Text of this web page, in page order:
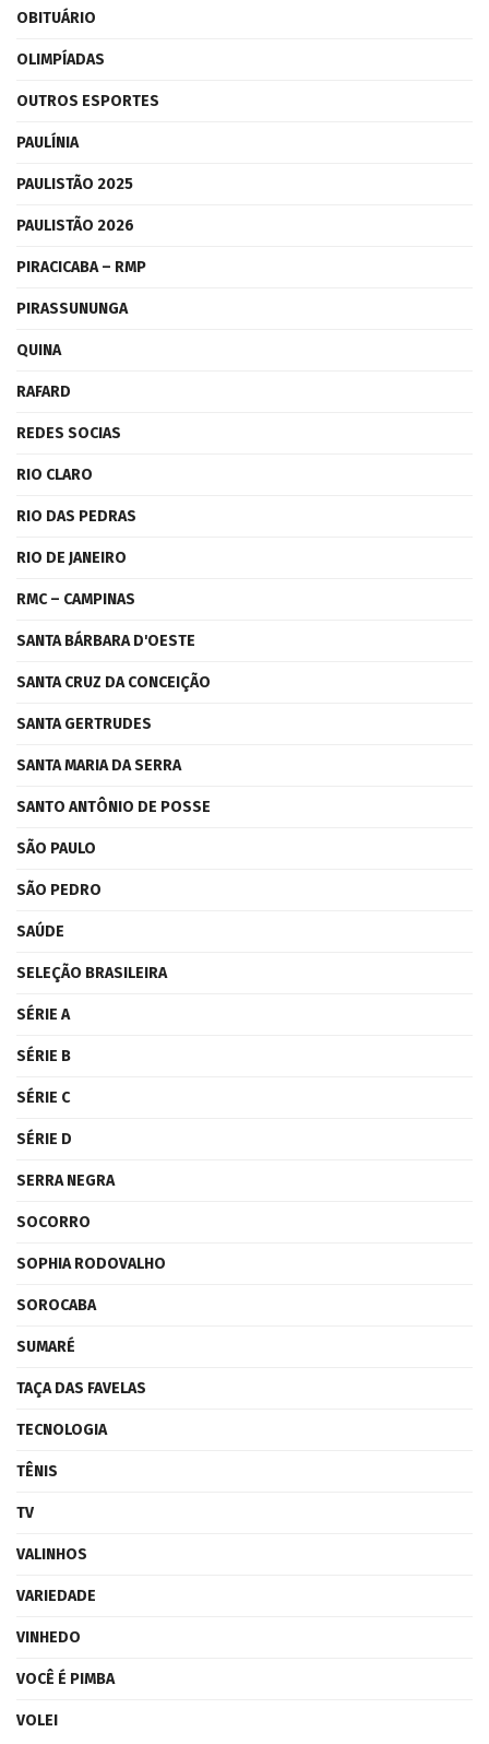
OBITUÁRIO
OLIMPÍADAS
OUTROS ESPORTES
PAULÍNIA
PAULISTÃO 2025
PAULISTÃO 2026
PIRACICABA – RMP
PIRASSUNUNGA
QUINA
RAFARD
REDES SOCIAS
RIO CLARO
RIO DAS PEDRAS
RIO DE JANEIRO
RMC – CAMPINAS
SANTA BÁRBARA D'OESTE
SANTA CRUZ DA CONCEIÇÃO
SANTA GERTRUDES
SANTA MARIA DA SERRA
SANTO ANTÔNIO DE POSSE
SÃO PAULO
SÃO PEDRO
SAÚDE
SELEÇÃO BRASILEIRA
SÉRIE A
SÉRIE B
SÉRIE C
SÉRIE D
SERRA NEGRA
SOCORRO
SOPHIA RODOVALHO
SOROCABA
SUMARÉ
TAÇA DAS FAVELAS
TECNOLOGIA
TÊNIS
TV
VALINHOS
VARIEDADE
VINHEDO
VOCÊ É PIMBA
VOLEI